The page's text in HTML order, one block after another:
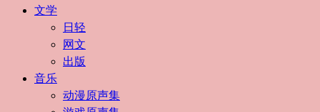
文学
日轻
网文
出版
音乐
动漫原声集